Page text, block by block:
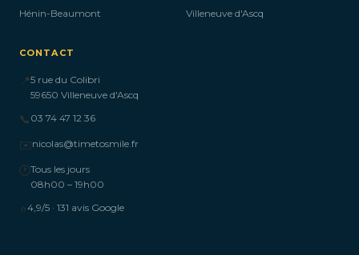
Hénin-Beaumont
Villeneuve d'Ascq
CONTACT
📍5 rue du Colibri
59650 Villeneuve d'Ascq
📞 03 74 47 12 36
✉️nicolas@timetosmile.fr
🕐Tous les jours
08h00 – 19h00
⭐4,9/5 · 131 avis Google